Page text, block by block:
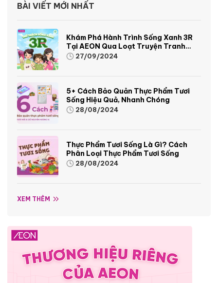
BÀI VIẾT MỚI NHẤT
Khám Phá Hành Trình Sống Xanh 3R
Tại AEON Qua Loạt Truyện Tranh
Sinh Động Và Thú Vị
27/09/2024
5+ Cách Bảo Quản Thực Phẩm Tươi
Sống Hiệu Quả, Nhanh Chóng
28/08/2024
Thực Phẩm Tươi Sống Là Gì? Cách
Phân Loại Thực Phẩm Tươi Sống
28/08/2024
XEM THÊM